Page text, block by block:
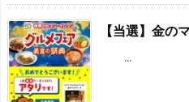
【当選】金の
...